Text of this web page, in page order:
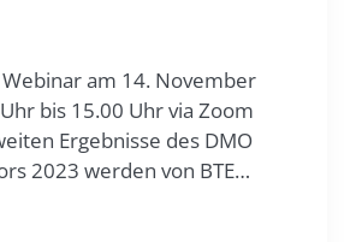
am 14. November
bis 15.00 Uhr via Zoom
Ergebnisse des DMO
2023 werden von BTE…